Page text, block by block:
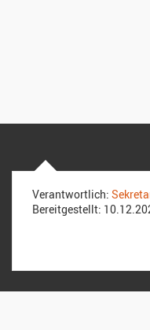
Verantwortlich:
Bereitgestellt: